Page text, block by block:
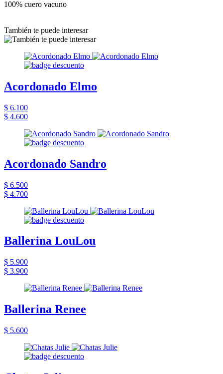
100% cuero vacuno
También te puede interesar
Acordonado Elmo
$ 6.100
$ 4.600
Acordonado Sandro
$ 6.500
$ 4.700
Ballerina LouLou
$ 5.900
$ 3.900
Ballerina Renee
$ 5.600